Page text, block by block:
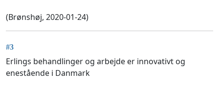
(Brønshøj, 2020-01-24)
#3
Erlings behandlinger og arbejde er innovativt og
enestående i Danmark